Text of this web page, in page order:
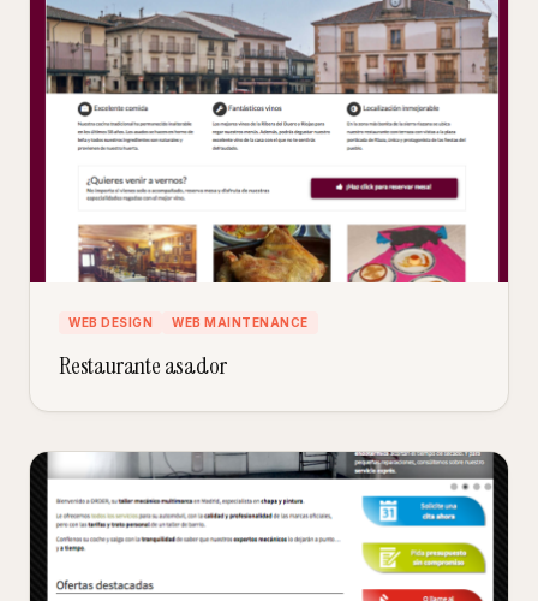
WEB DESIGN WEB MAINTENANCE
Restaurante asador